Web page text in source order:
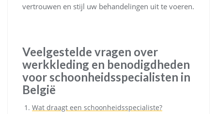
vertrouwen en stijl uw behandelingen uit te voeren.
Veelgestelde vragen over
werkkleding en benodigdheden
voor schoonheidsspecialisten in
België
Wat draagt een schoonheidsspecialiste?